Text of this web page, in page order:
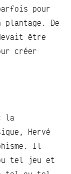
pour
plantage. De
être
créer
la
Hervé
Il
tel jeu et